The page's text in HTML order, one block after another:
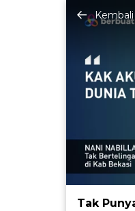
Kembali
Tak